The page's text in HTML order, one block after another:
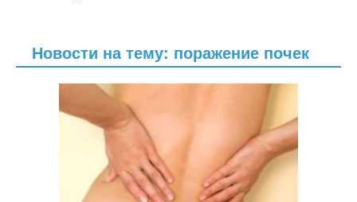
Новости на тему: поражение почек